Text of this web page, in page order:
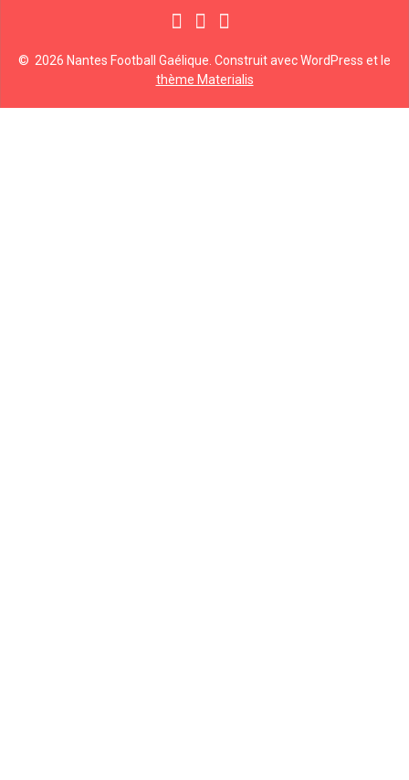
© 2026 Nantes Football Gaélique. Construit avec WordPress et le
thème Materialis